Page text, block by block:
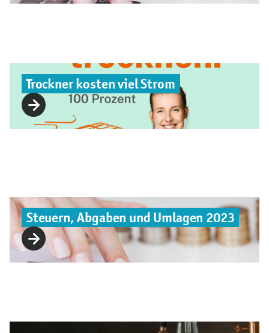
Trockner kosten viel Strom
Steuern, Abgaben und Umlagen 2023